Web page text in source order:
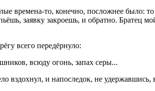
то, конечно, посложнее было: то
заявку закроешь, и обратно. Братец
всего передёрнуло:
всюду огонь, запах серы...
вздохнул, и напоследок, не